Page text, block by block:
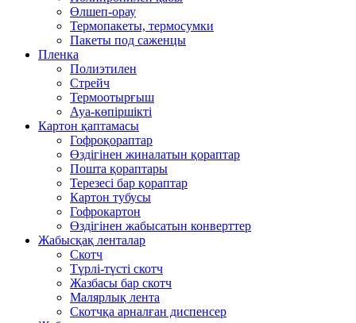
Өлшеп-орау
Термопакеты, термосумки
Пакеты под саженцы
Пленка
Полиэтилен
Стрейч
Термоотырғыш
Ауа-көпіршікті
Картон қаптамасы
Гофроқораптар
Өздігінен жиналатын қораптар
Пошта қораптары
Терезесі бар қораптар
Картон тубусы
Гофрокартон
Өздігінен жабысатын конверттер
Жабысқақ ленталар
Скотч
Түрлі-түсті скотч
Жазбасы бар скотч
Малярлық лента
Скотчқа арналған диспенсер